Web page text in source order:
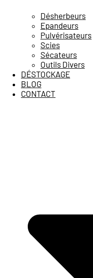
Désherbeurs
Epandeurs
Pulvérisateurs
Scies
Sécateurs
Outils Divers
DÉSTOCKAGE
BLOG
CONTACT